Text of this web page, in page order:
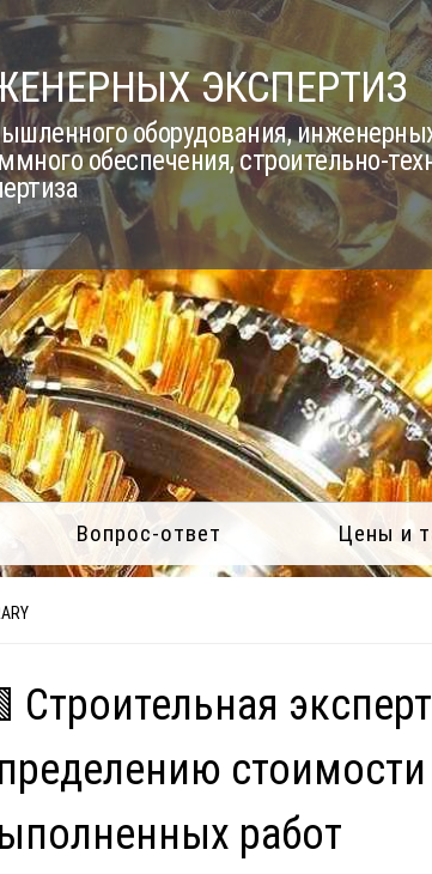
ЭКСПЕРТИЗ
оборудования,
обеспечения, строительно-
Вопрос-ответ Цены и
Строительная
стоимости
работ